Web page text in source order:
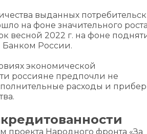
выданных
на фоне значительного
весной 2022 г. на фоне
Банком России.
экономической
россияне предпочли не
расходы и
проекта Народного фронта «За